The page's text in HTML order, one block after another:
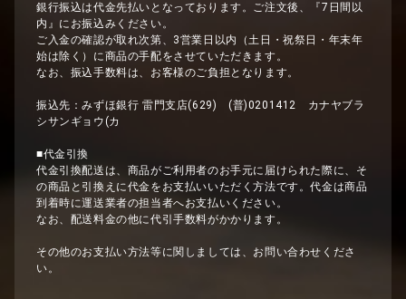
銀行振込は代金先払いとなっております。ご注文後、『7日間以
内』にお振込みください。
ご入金の確認が取れ次第、3営業日以内（土日・祝祭日・年末年
始は除く）に商品の手配をさせていただきます。
なお、振込手数料は、お客様のご負担となります。
振込先：みずほ銀行 雷門支店(629) (普)0201412 カナヤブラ
シサンギョウ(カ
■代金引換
代金引換配送は、商品がご利用者のお手元に届けられた際に、そ
の商品と引換えに代金をお支払いいただく方法です。代金は商品
到着時に運送業者の担当者へお支払いください。
なお、配送料金の他に代引手数料がかかります。
その他のお支払い方法等に関しましては、お問い合わせくださ
い。